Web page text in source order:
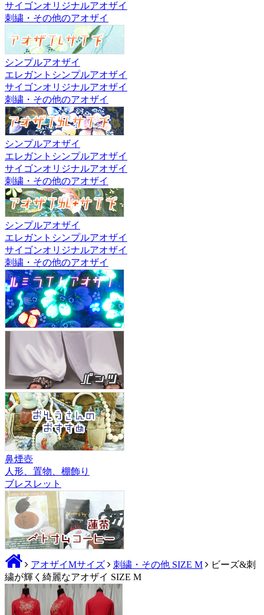
サイゴンオリジナルアオザイ
刺繍・その他のアオザイ
シンプルアオザイ
エレガントシンプルアオザイ
サイゴンオリジナルアオザイ
刺繍・その他のアオザイ
シンプルアオザイ
エレガントシンプルアオザイ
サイゴンオリジナルアオザイ
刺繍・その他のアオザイ
シンプルアオザイ
エレガントシンプルアオザイ
サイゴンオリジナルアオザイ
刺繍・その他のアオザイ
鼻煙壺
人形、置物、棚飾り
ブレスレット
アオザイMサイズ 刺繍・その他 SIZE M
ビーズ&刺
繍が輝く綺麗なアオザイ SIZE M